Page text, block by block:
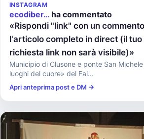
INSTAGRAM
ecodiber… ha commentato
«Rispondi "link" con un
l'articolo completo in direct (il
richiesta link non sarà visibile)»
Municipio di Clusone e ponte San
luoghi del cuore» del Fai...
Apri anteprima post e DM →